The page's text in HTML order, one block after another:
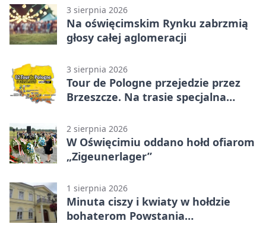
3 sierpnia 2026
Na oświęcimskim Rynku zabrzmią
głosy całej aglomeracji
3 sierpnia 2026
Tour de Pologne przejedzie przez
Brzeszcze. Na trasie specjalna
2 sierpnia 2026
W Oświęcimiu oddano hołd ofiarom
„Zigeunerlager”
1 sierpnia 2026
Minuta ciszy i kwiaty w hołdzie
bohaterom Powstania